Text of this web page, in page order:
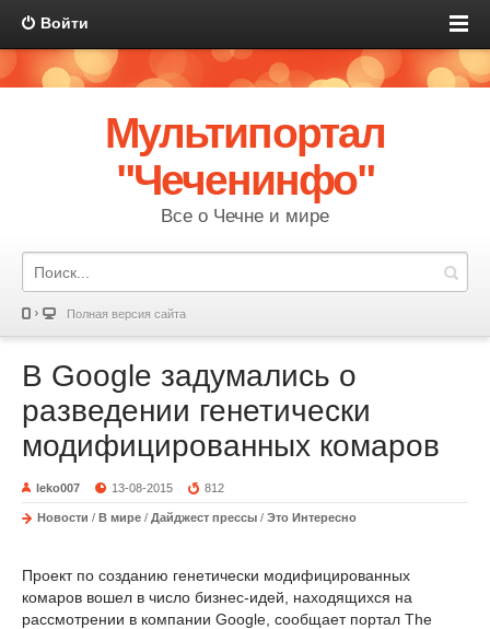
Войти
Мультипортал
"Чеченинфо"
Все о Чечне и мире
Полная версия сайта
В Google задумались о
разведении генетически
модифицированных комаров
leko007 13-08-2015 812
Новости / В мире / Дайджест прессы / Это Интересно
Проект по созданию генетически модифицированных
комаров вошел в число бизнес-идей, находящихся на
рассмотрении в компании Google, сообщает портал The